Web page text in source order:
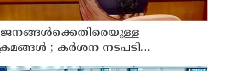
; കർശന നടപടി
കമ്മീഷൻ